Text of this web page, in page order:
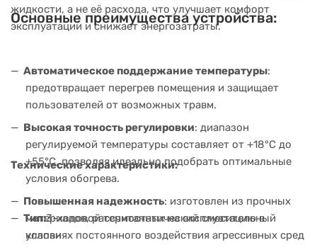
жидкости, а не её расхода, что улучшает комфорт
эксплуатации и снижает энергозатраты.
Основные преимущества устройства:
Автоматическое поддержание температуры:
предотвращает перегрев помещения и защищает
пользователей от возможных травм.
Высокая точность регулировки: диапазон
регулируемой температуры составляет от +18°C до
+55°C, позволяя идеально подобрать оптимальные
условия обогрева.
Повышенная надежность: изготовлен из прочных
материалов, рассчитанных на эксплуатацию в
условиях постоянного воздействия агрессивных сред
Технические характеристики:
Тип:3-ходовой термостатический смесительный
клапан